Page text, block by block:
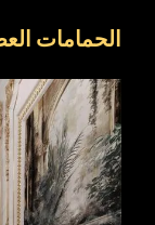
الحمامات